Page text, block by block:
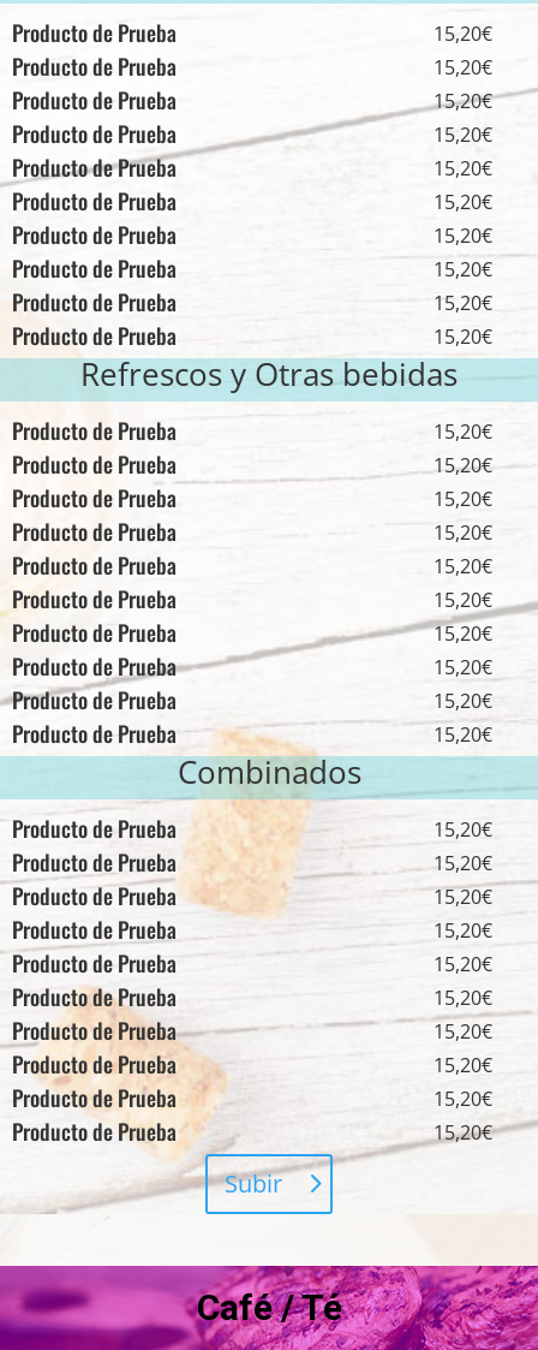
Producto de Prueba 15,20€
Producto de Prueba 15,20€
Producto de Prueba 15,20€
Producto de Prueba 15,20€
Producto de Prueba 15,20€
Producto de Prueba 15,20€
Producto de Prueba 15,20€
Producto de Prueba 15,20€
Producto de Prueba 15,20€
Producto de Prueba 15,20€
Refrescos y Otras bebidas
Producto de Prueba 15,20€
Producto de Prueba 15,20€
Producto de Prueba 15,20€
Producto de Prueba 15,20€
Producto de Prueba 15,20€
Producto de Prueba 15,20€
Producto de Prueba 15,20€
Producto de Prueba 15,20€
Producto de Prueba 15,20€
Producto de Prueba 15,20€
Combinados
Producto de Prueba 15,20€
Producto de Prueba 15,20€
Producto de Prueba 15,20€
Producto de Prueba 15,20€
Producto de Prueba 15,20€
Producto de Prueba 15,20€
Producto de Prueba 15,20€
Producto de Prueba 15,20€
Producto de Prueba 15,20€
Producto de Prueba 15,20€
Subir
Café / Té